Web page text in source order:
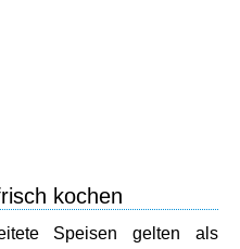
kochen
Speisen gelten als